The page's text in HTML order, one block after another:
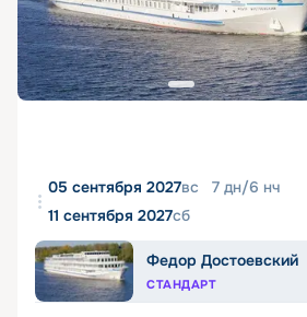
05 сентября 2027вс 7 дн/6 нч
11 сентября 2027сб
Федор Достоевский
СТАНДАРТ